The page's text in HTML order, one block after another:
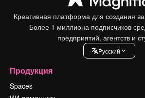
Креативная платформа для создания
Более 1 миллиона подписчиков
предприятий, агентств и
Pусский
Продукция
Spaces